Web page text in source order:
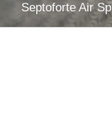
Septoforte Air